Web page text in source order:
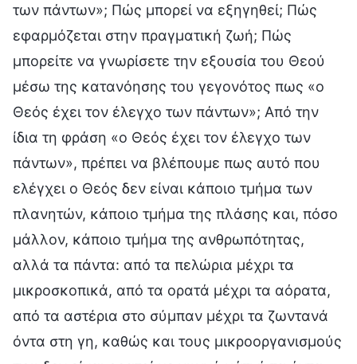
των πάντων»; Πώς μπορεί να εξηγηθεί; Πώς
εφαρμόζεται στην πραγματική ζωή; Πώς
μπορείτε να γνωρίσετε την εξουσία του Θεού
μέσω της κατανόησης του γεγονότος πως «ο
Θεός έχει τον έλεγχο των πάντων»; Από την
ίδια τη φράση «ο Θεός έχει τον έλεγχο των
πάντων», πρέπει να βλέπουμε πως αυτό που
ελέγχει ο Θεός δεν είναι κάποιο τμήμα των
πλανητών, κάποιο τμήμα της πλάσης και, πόσο
μάλλον, κάποιο τμήμα της ανθρωπότητας,
αλλά τα πάντα: από τα πελώρια μέχρι τα
μικροσκοπικά, από τα ορατά μέχρι τα αόρατα,
από τα αστέρια στο σύμπαν μέχρι τα ζωντανά
όντα στη γη, καθώς και τους μικροοργανισμούς